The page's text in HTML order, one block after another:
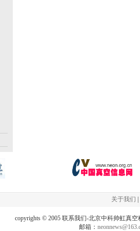
关于我们
copyrights © 2005 联系我们-北京中科帅虹真
邮箱：